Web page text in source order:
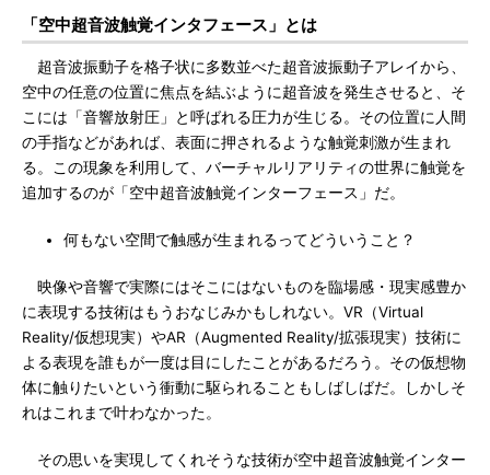
「空中超音波触覚インタフェース」とは
超音波振動子を格子状に多数並べた超音波振動子アレイから、
空中の任意の位置に焦点を結ぶように超音波を発生させると、そ
こには「音響放射圧」と呼ばれる圧力が生じる。その位置に人間
の手指などがあれば、表面に押されるような触覚刺激が生まれ
る。この現象を利用して、バーチャルリアリティの世界に触覚を
追加するのが「空中超音波触覚インターフェース」だ。
何もない空間で触感が生まれるってどういうこと？
映像や音響で実際にはそこにはないものを臨場感・現実感豊か
に表現する技術はもうおなじみかもしれない。VR（Virtual
Reality/仮想現実）やAR（Augmented Reality/拡張現実）技術に
よる表現を誰もが一度は目にしたことがあるだろう。その仮想物
体に触りたいという衝動に駆られることもしばしばだ。しかしそ
れはこれまで叶わなかった。
その思いを実現してくれそうな技術が空中超音波触覚インター